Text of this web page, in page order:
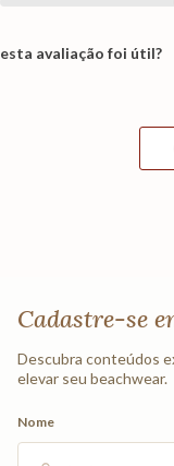
esta avaliação foi útil?
Cadastre-se
Descubra conteúdos
elevar seu beachwear.
Nome